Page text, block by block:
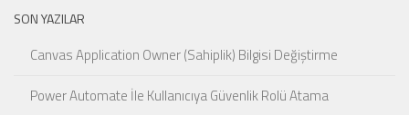
SON YAZILAR
Canvas Application Owner (Sahiplik) Bilgisi Değiştirme
Power Automate İle Kullanıcıya Güvenlik Rolü Atama